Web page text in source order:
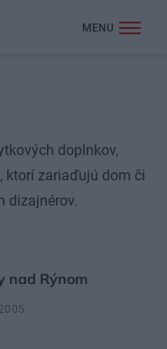
MENU
doplnkov,
ktorí zariaďujú dom či
dizajnérov.
nad Rýnom